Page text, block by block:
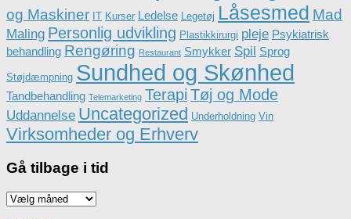
og Maskiner IT Kurser Ledelse Legetøj Låsesmed Mad
Maling Personlig udvikling Plastikkirurgi pleje Psykiatrisk
behandling Rengøring Restaurant Smykker Spil Sprog
Støjdæmpning Sundhed og Skønhed
Tandbehandling Telemarketing Terapi Tøj og Mode
Uddannelse Uncategorized Underholdning Vin
Virksomheder og Erhverv
Gå tilbage i tid
Gå